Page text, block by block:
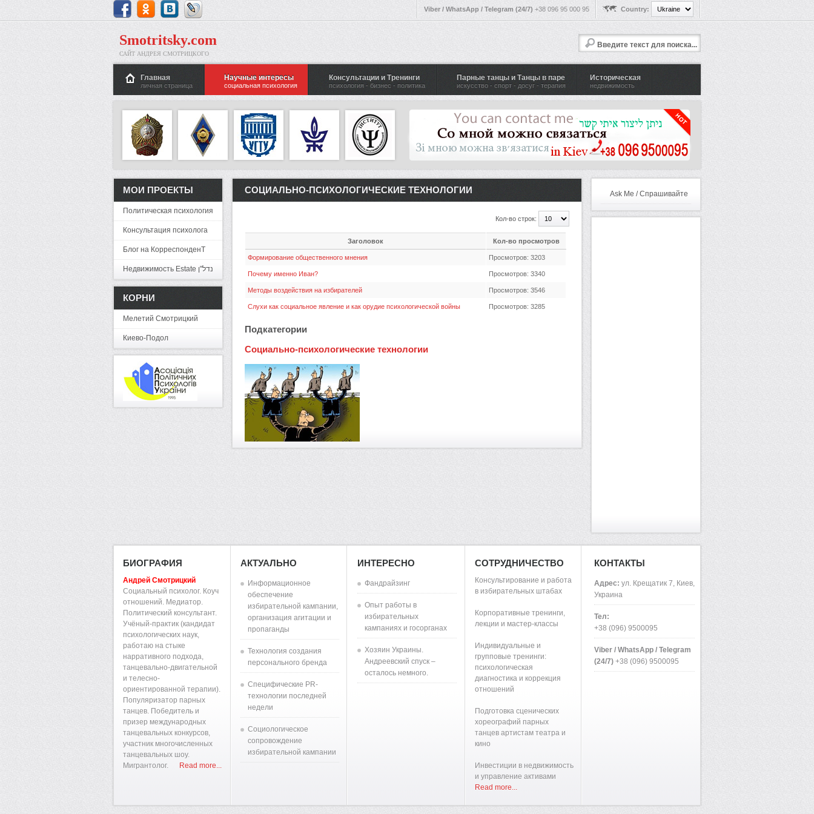
Viber / WhatsApp / Telegram (24/7) +38 096 95 000 95 Country:
Smotritsky.com
САЙТ АНДРЕЯ СМОТРИЦКОГО
Главная
личная страница
Научные интересы
социальная психология
Консультации и Тренинги
психология - бизнес - политика
Парные танцы и Танцы в паре
искусство - спорт - досуг - терапия
Историческая
недвижимость
СОЦИАЛЬНО-ПСИХОЛОГИЧЕСКИЕ ТЕХНОЛОГИИ
Кол-во строк:
Заголовок Кол-во просмотров
Формирование общественного мнения Просмотров: 3203
Почему именно Иван? Просмотров: 3340
Методы воздействия на избирателей Просмотров: 3546
Слухи как социальное явление и как орудие психологической войны Просмотров: 3285
Подкатегории
Социально-психологические технологии
МОИ ПРОЕКТЫ
Политическая психология
Консультация психолога
Блог на КорреспонденТ
Недвижимость Estate נדל"ן
КОРНИ
Мелетий Смотрицкий
Киево-Подол
Ask Me / Спрашивайте
БИОГРАФИЯ
Андрей Смотрицкий
Социальный психолог. Коуч
отношений. Медиатор.
Политический консультант.
Учёный-практик (кандидат
психологических наук,
работаю на стыке
нарративного подхода,
танцевально-двигательной
и телесно-
ориентированной терапии).
Популяризатор парных
танцев. Победитель и
призер международных
танцевальных конкурсов,
участник многочисленных
танцевальных шоу.
Мигрантолог.
Read more...
АКТУАЛЬНО
Информационное
обеспечение
избирательной кампании,
организация агитации и
пропаганды
Технология создания
персонального бренда
Специфические PR-
технологии последней
недели
Социологическое
сопровождение
избирательной кампании
ИНТЕРЕСНО
Фандрайзинг
Опыт работы в
избирательных
кампаниях и госорганах
Хозяин Украины.
Андреевский спуск –
осталось немного.
СОТРУДНИЧЕСТВО
Консультирование и работа
в избирательных штабах
Корпоративные тренинги,
лекции и мастер-классы
Индивидуальные и
групповые тренинги:
психологическая
диагностика и коррекция
отношений
Подготовка сценических
хореографий парных
танцев артистам театра и
кино
Инвестиции в недвижимость
и управление активами
Read more...
КОНТАКТЫ
Адрес: ул. Крещатик 7, Киев,
Украина
Тел:
+38 (096) 9500095
Viber / WhatsApp / Telegram
(24/7) +38 (096) 9500095